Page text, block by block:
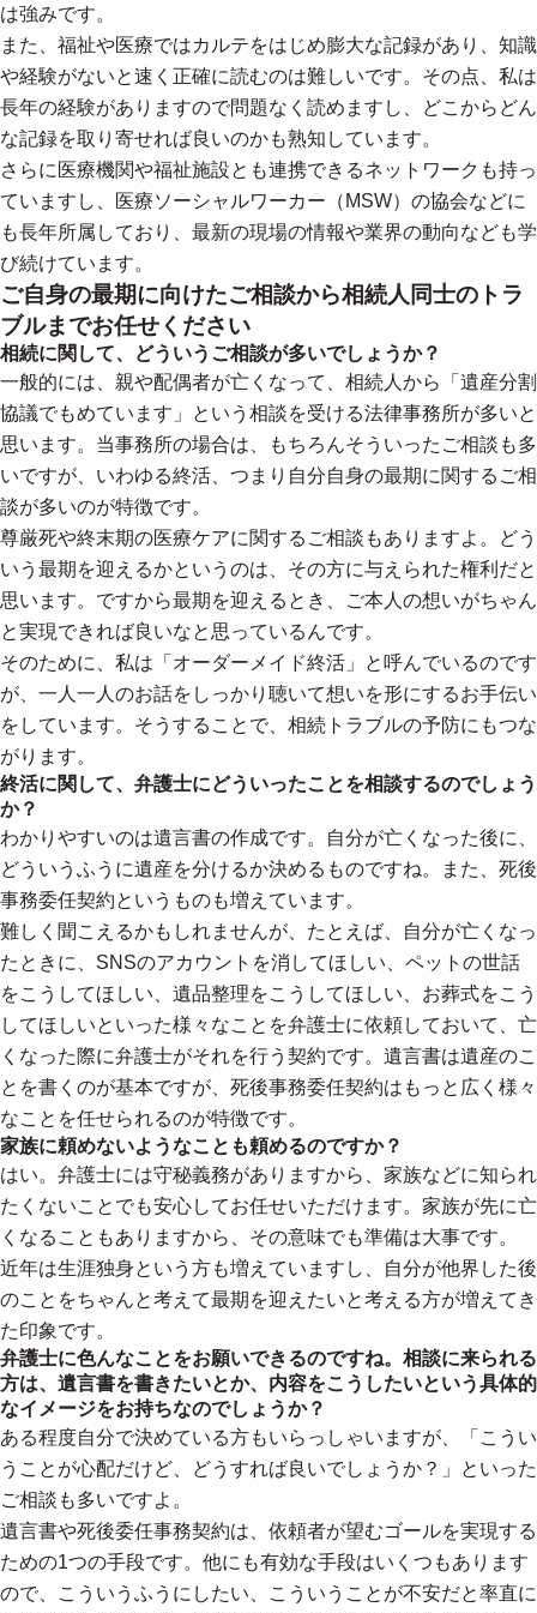
は強みです。
また、福祉や医療ではカルテをはじめ膨大な記録があり、知識
や経験がないと速く正確に読むのは難しいです。その点、私は
長年の経験がありますので問題なく読めますし、どこからどん
な記録を取り寄せれば良いのかも熟知しています。
さらに医療機関や福祉施設とも連携できるネットワークも持っ
ていますし、医療ソーシャルワーカー（MSW）の協会などに
も長年所属しており、最新の現場の情報や業界の動向なども学
び続けています。
ご自身の最期に向けたご相談から相続人同士のトラ
ブルまでお任せください
相続に関して、どういうご相談が多いでしょうか？
一般的には、親や配偶者が亡くなって、相続人から「遺産分割
協議でもめています」という相談を受ける法律事務所が多いと
思います。当事務所の場合は、もちろんそういったご相談も多
いですが、いわゆる終活、つまり自分自身の最期に関するご相
談が多いのが特徴です。
尊厳死や終末期の医療ケアに関するご相談もありますよ。どう
いう最期を迎えるかというのは、その方に与えられた権利だと
思います。ですから最期を迎えるとき、ご本人の想いがちゃん
と実現できれば良いなと思っているんです。
そのために、私は「オーダーメイド終活」と呼んでいるのです
が、一人一人のお話をしっかり聴いて想いを形にするお手伝い
をしています。そうすることで、相続トラブルの予防にもつな
がります。
終活に関して、弁護士にどういったことを相談するのでしょう
か？
わかりやすいのは遺言書の作成です。自分が亡くなった後に、
どういうふうに遺産を分けるか決めるものですね。また、死後
事務委任契約というものも増えています。
難しく聞こえるかもしれませんが、たとえば、自分が亡くなっ
たときに、SNSのアカウントを消してほしい、ペットの世話
をこうしてほしい、遺品整理をこうしてほしい、お葬式をこう
してほしいといった様々なことを弁護士に依頼しておいて、亡
くなった際に弁護士がそれを行う契約です。遺言書は遺産のこ
とを書くのが基本ですが、死後事務委任契約はもっと広く様々
なことを任せられるのが特徴です。
家族に頼めないようなことも頼めるのですか？
はい。弁護士には守秘義務がありますから、家族などに知られ
たくないことでも安心してお任せいただけます。家族が先に亡
くなることもありますから、その意味でも準備は大事です。
近年は生涯独身という方も増えていますし、自分が他界した後
のことをちゃんと考えて最期を迎えたいと考える方が増えてき
た印象です。
弁護士に色んなことをお願いできるのですね。相談に来られる
方は、遺言書を書きたいとか、内容をこうしたいという具体的
なイメージをお持ちなのでしょうか？
ある程度自分で決めている方もいらっしゃいますが、「こうい
うことが心配だけど、どうすれば良いでしょうか？」といった
ご相談も多いですよ。
遺言書や死後委任事務契約は、依頼者が望むゴールを実現する
ための1つの手段です。他にも有効な手段はいくつもあります
ので、こういうふうにしたい、こういうことが不安だと率直に